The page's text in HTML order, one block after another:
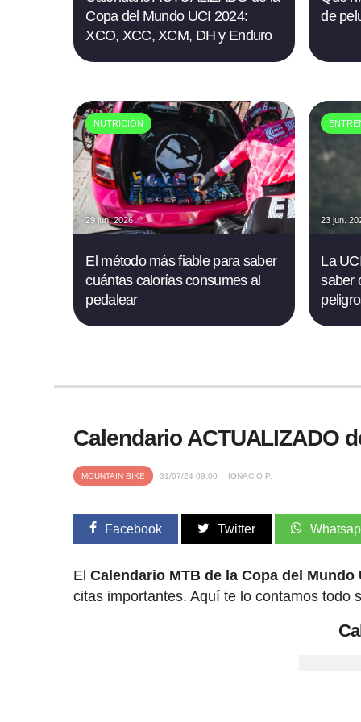
Copa del Mundo UCI 2024:
XCO, XCC, XCM, DH y Enduro
de
NUTRICIÓN
29 jun. 2026
El método más fiable para saber
cuántas calorías consumes al
pedalear
23 jun.
La
saber
Calendario ACTUALIZADO
MOUNTAIN BIKE 31/07/24 09:00 IGNACIO P.
Facebook Twitter
El Calendario MTB de la Copa del Mundo
citas importantes. Aquí te lo contamos todo